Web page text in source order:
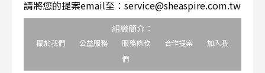
請將您的提案email至：service@sheaspire.com.tw
組織簡介：
關於我們 公益服務 服務條款 合作提案
加入我
們